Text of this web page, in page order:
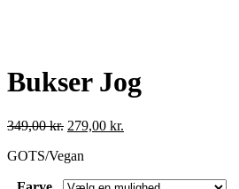
Bukser Jog
349,00kr. Den
pris
279,00 kr.
GOTS/Vegan